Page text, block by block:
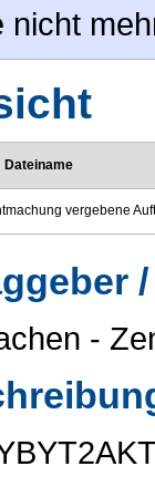
nicht
Dateiname
-